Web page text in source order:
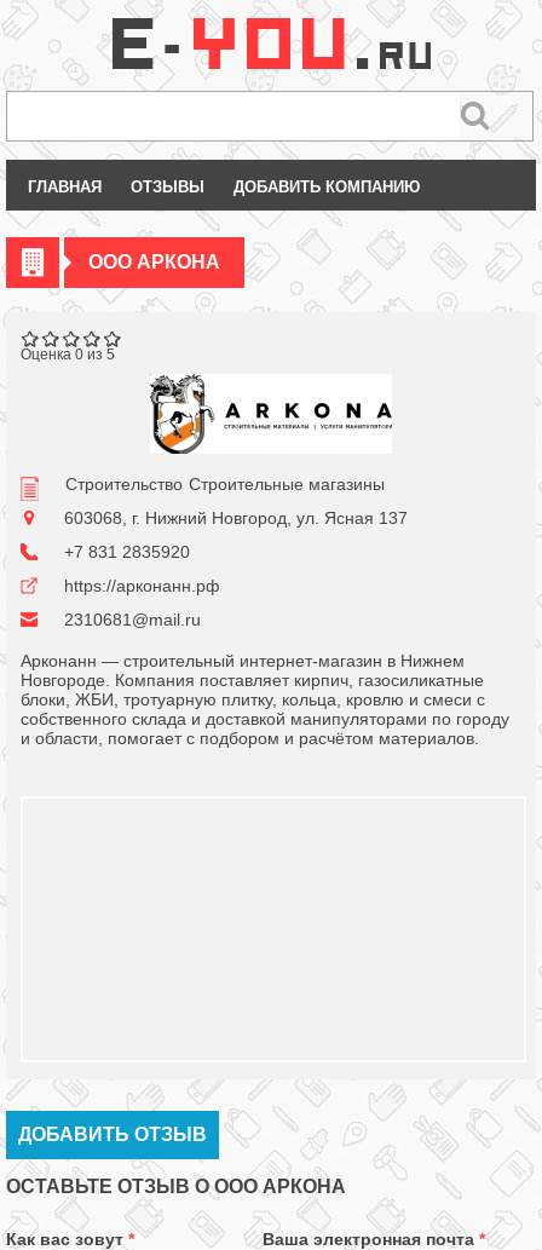
ГЛАВНАЯ ОТЗЫВЫ ДОБАВИТЬ КОМПАНИЮ
ООО АРКОНА
Оценка 0 из 5
Строительство Строительные магазины
603068, г. Нижний Новгород, ул. Ясная 137
+7 831 2835920
https://арконанн.рф
2310681@mail.ru
Арконанн — строительный интернет-магазин в Нижнем
Новгороде. Компания поставляет кирпич, газосиликатные
блоки, ЖБИ, тротуарную плитку, кольца, кровлю и смеси с
собственного склада и доставкой манипуляторами по городу
и области, помогает с подбором и расчётом материалов.
ДОБАВИТЬ ОТЗЫВ
ОСТАВЬТЕ ОТЗЫВ О ООО АРКОНА
Как вас зовут * Ваша электронная почта *